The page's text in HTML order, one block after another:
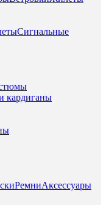
Сигнальные
кардиганы
РемниАксессуары